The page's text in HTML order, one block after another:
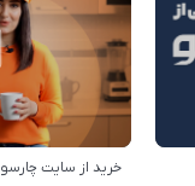
خرید از سایت چارسو